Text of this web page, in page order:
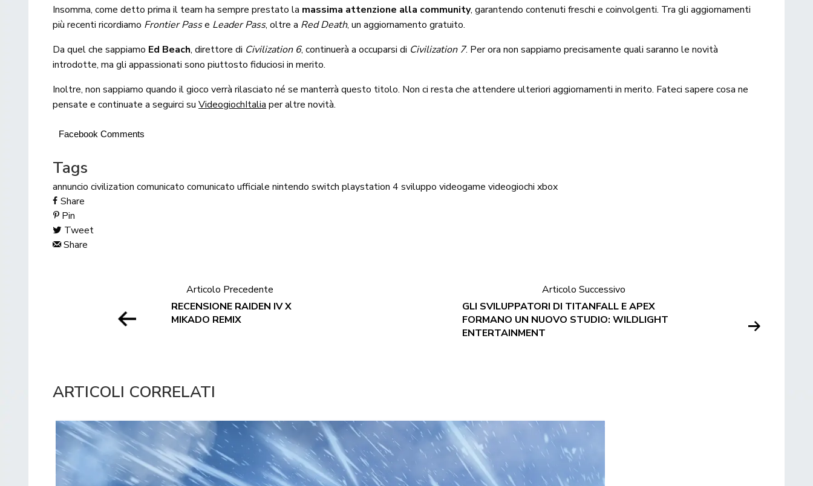
Insomma, come detto prima il team ha sempre prestato la massima attenzione alla community, garantendo contenuti freschi e coinvolgenti. Tra gli aggiornamenti
più recenti ricordiamo Frontier Passe Leader Pass, oltre a Red Death, un aggiornamento gratuito.
Da quel che sappiamo Ed Beach, direttore di Civilization 6, continuerà a occuparsi di Civilization 7. Per ora non sappiamo precisamente quali saranno le novità
introdotte, ma gli appassionati sono piuttosto fiduciosi in merito.
Inoltre, non sappiamo quando il gioco verrà rilasciato né se manterrà questo titolo. Non ci resta che attendere ulteriori aggiornamenti in merito. Fateci sapere cosa ne
pensate e continuate a seguirci suVideogiochItalia per altre novità.
Facebook Comments
Tags
annuncio civilization comunicato comunicato ufficiale nintendo switch playstation 4 sviluppo videogame videogiochi xbox
Share
Pin
Tweet
Share
Articolo Precedente
RECENSIONE RAIDEN IV X
MIKADO REMIX
Articolo Successivo
GLI SVILUPPATORI DI TITANFALL E APEX
FORMANO UN NUOVO STUDIO: WILDLIGHT
ENTERTAINMENT
ARTICOLI CORRELATI